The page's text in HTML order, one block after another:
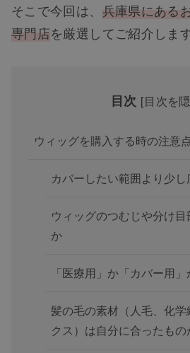
そこで今回は、 兵庫県にある
専門店を厳選してご紹介します
目次 [目次を
ウィッグを購入する時の注意
カバーしたい範囲より少
ウィッグのつむじや分け
か
「医療用」か「カバー用」
髪の毛の素材（人毛、化学
クス）は自分に合ったもの